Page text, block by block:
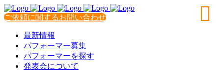
ご依頼に関するお問い合わせ
最新情報
パフォーマー募集
パフォーマーを探す
発表会について